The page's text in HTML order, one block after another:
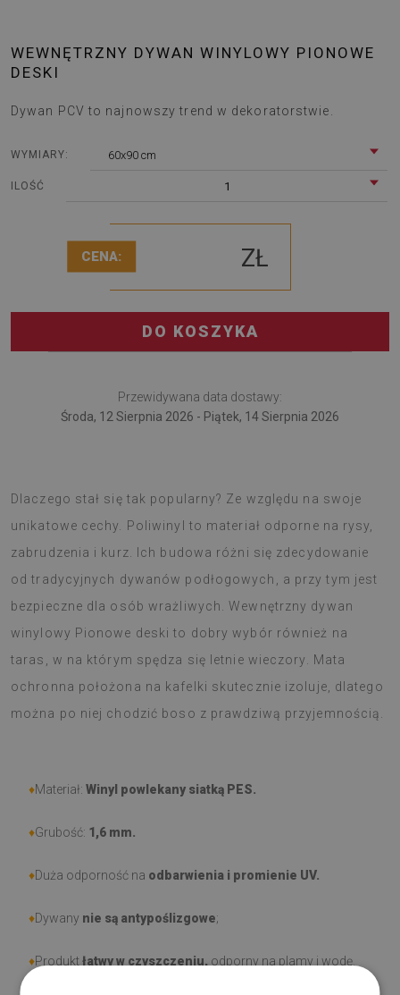
WEWNĘTRZNY DYWAN WINYLOWY PIONOWE
DESKI
Dywan PCV to najnowszy trend w dekoratorstwie.
WYMIARY: 60x90 cm
ILOŚĆ 1
CENA: ZŁ
DO KOSZYKA
Przewidywana data dostawy:
Środa, 12 Sierpnia 2026 - Piątek, 14 Sierpnia 2026
Dlaczego stał się tak popularny? Ze względu na swoje
unikatowe cechy. Poliwinyl to materiał odporne na rysy,
zabrudzenia i kurz. Ich budowa różni się zdecydowanie
od tradycyjnych dywanów podłogowych, a przy tym jest
bezpieczne dla osób wrażliwych. Wewnętrzny dywan
winylowy Pionowe deski to dobry wybór również na
taras, w na którym spędza się letnie wieczory. Mata
ochronna położona na kafelki skutecznie izoluje, dlatego
można po niej chodzić boso z prawdziwą przyjemnością.
♦Materiał: Winyl powlekany siatką PES.
♦Grubość: 1,6 mm.
♦Duża odporność na odbarwienia i promienie UV.
♦Dywany nie są antypoślizgowe;
♦Produktłatwy w czyszczeniu, odporny na plamy i wodę.